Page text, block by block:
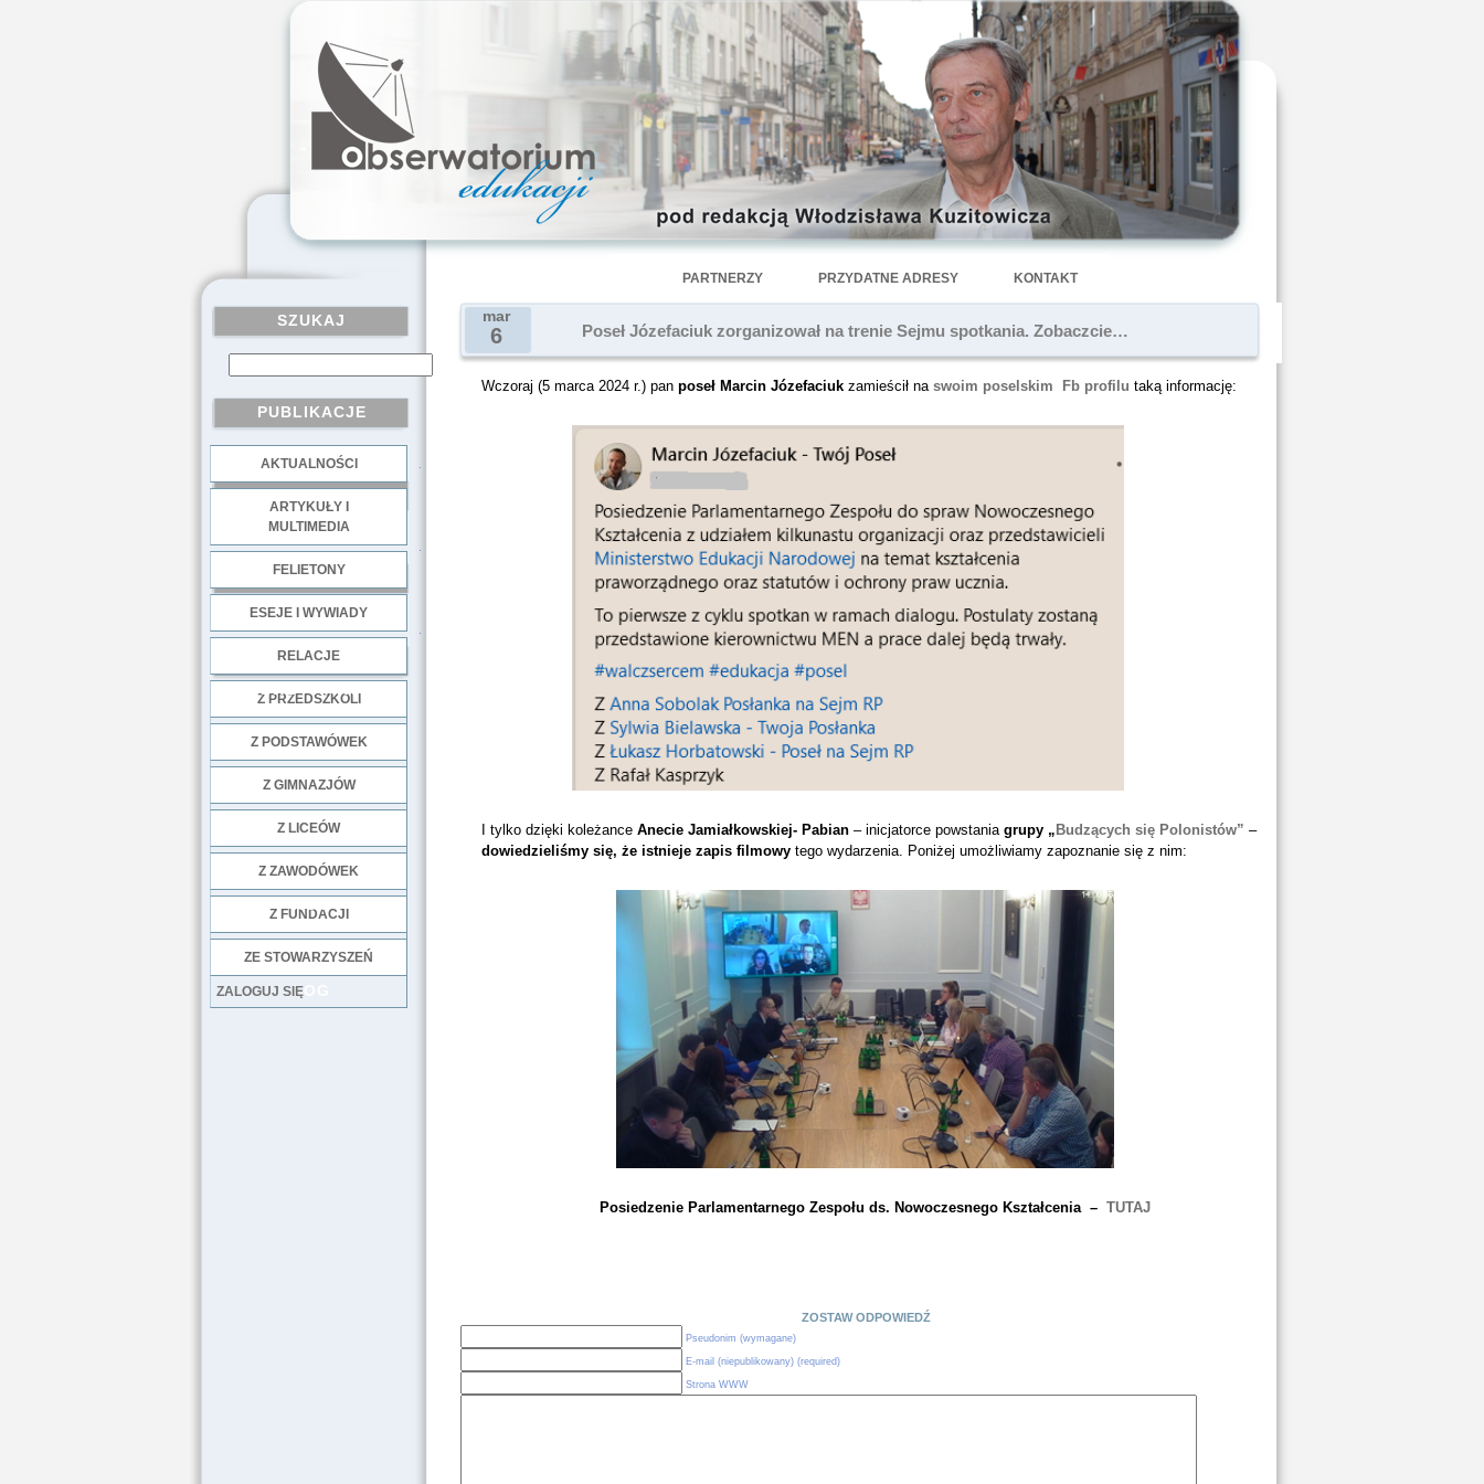
PARTNERZY PRZYDATNE ADRESY KONTAKT
SZUKAJ
PUBLIKACJE
AKTUALNOŚCI
ARTYKUŁY I
MULTIMEDIA
FELIETONY
ESEJE I WYWIADY
RELACJE
Z PRZEDSZKOLI
Z PODSTAWÓWEK
Z GIMNAZJÓW
Z LICEÓW
Z ZAWODÓWEK
Z FUNDACJI
ZE STOWARZYSZEŃ
LOG
ZALOGUJ SIĘ
mar
6 Poseł Józefaciuk zorganizował na trenie Sejmu spotkania. Zobaczcie…
Wczoraj (5 marca 2024 r.) pan poseł Marcin Józefaciukzamieścił na swoim poselskim Fb profilu taką informację:
I tylko dzięki koleżance Anecie Jamiałkowskiej- Pabian– inicjatorce powstania grupy „ Budzących się Polonistów” –
dowiedzieliśmy się, że istnieje zapis filmowytego wydarzenia. Poniżej umożliwiamy zapoznanie się z nim:
Posiedzenie Parlamentarnego Zespołu ds. Nowoczesnego Kształcenia –TUTAJ
ZOSTAW ODPOWIEDŹ
Pseudonim (wymagane)
E-mail (niepublikowany) (required)
Strona WWW